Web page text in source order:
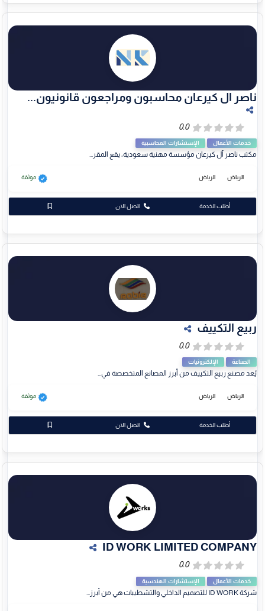
ناصر ال كيرعان محاسبون ومراجعون قانونيون...
خدمات الأعمال الإستشارات المحاسبية
مكتب ناصر آل كيرعان مؤسسة مهنية سعودية، يقع المقر...
الرياض الرياض موثقة
اتصل الان أطلب الخدمة
ربيع التكييف
الصناعة الإلكترونيات
يُعد مصنع ربيع التكييف من أبرز المصانع المتخصصة في...
الرياض الرياض موثقة
اتصل الان أطلب الخدمة
ID WORK LIMITED COMPANY
خدمات الأعمال الإستشارات الهندسية
شركة ID WORK للتصميم الداخلي والتشطيبات هي من أبرز...